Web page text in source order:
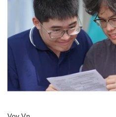
Pháp luật
Tư vấn luật